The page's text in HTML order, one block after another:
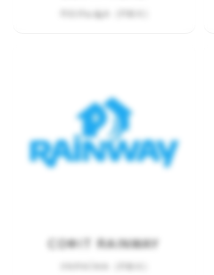
ПОЛЬЩА (ПВХ)
СОФІТ RAINWAY